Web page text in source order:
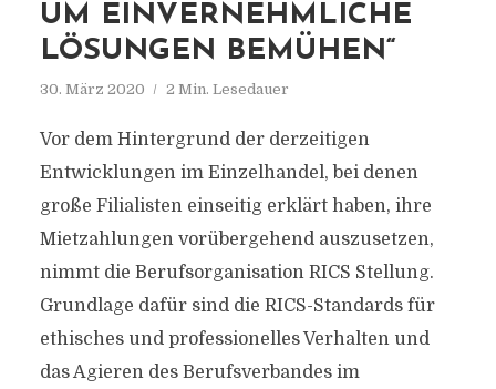
UM EINVERNEHMLICHE
LÖSUNGEN BEMÜHEN“
30. März 2020 2 Min. Lesedauer
Vor dem Hintergrund der derzeitigen
Entwicklungen im Einzelhandel, bei denen
große Filialisten einseitig erklärt haben, ihre
Mietzahlungen vorübergehend auszusetzen,
nimmt die Berufsorganisation RICS Stellung.
Grundlage dafür sind die RICS-Standards für
ethisches und professionelles Verhalten und
das Agieren des Berufsverbandes im